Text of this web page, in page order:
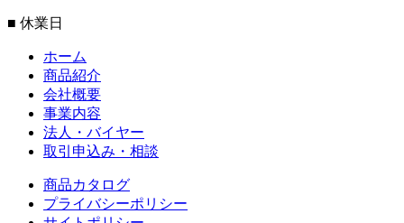
■ 休業日
ホーム
商品紹介
会社概要
事業内容
法人・バイヤー
取引申込み・相談
商品カタログ
プライバシーポリシー